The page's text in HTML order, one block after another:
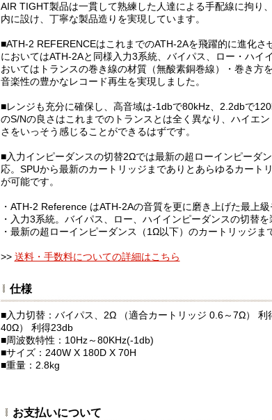
AIR TIGHT製品は一貫して熟練した人達による手配線に拘り
内に設け、丁寧な製品造りを実現しています。
■ATH-2 REFERENCEはこれまでのATH-2Aを飛躍的に進化
においてはATH-2Aと同様入力3系統、バイパス、ロー・ハイ
おいてはトランスの巻き線の材質（無酸素銅巻線）・巻き方
音楽性の豊かなレコード再生を実現しました。
■レンジも充分に確保し、高音域は-1dbで80kHz、2.2dbで
のS/Nの良さはこれまでのトランスとは全く異なり、ハイエ
さをいっそう感じることができるはずです。
■入力インピーダンスの切替2Ωでは最新の超ローインピーダ
応。SPUから最新のカートリッジまでありとあらゆるカート
が可能です。
・ATH-2 Reference はATH-2Aの音質を更に磨き上げた最上級
・入力3系統。バイパス、ロー、ハイインピーダンスの切替を
・最新の超ローインピーダンス（1Ω以下）のカートリッジま
>> 送料・手数料についての詳細はこちら
仕様
■入力切替：バイパス、2Ω （適合カートリッジ 0.6～7Ω）
40Ω） 利得23db
■周波数特性：10Hz～80KHz(-1db)
■サイズ：240W X 180D X 70H
■重量：2.8kg
お支払いについて